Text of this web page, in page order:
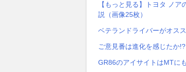
【もっと見る】トヨタ ノ
説（画像25枚）
ベテランドライバーがオス
ご意見番は進化を感じたか
GR86のアイサイトはMTに